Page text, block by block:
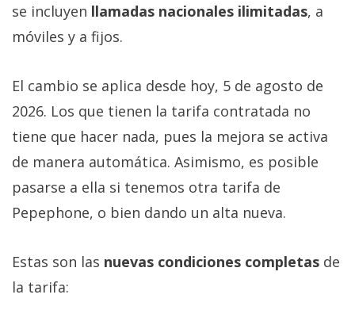
se incluyen llamadas nacionales ilimitadas, a
móviles y a fijos.
El cambio se aplica desde hoy, 5 de agosto de
2026. Los que tienen la tarifa contratada no
tiene que hacer nada, pues la mejora se activa
de manera automática. Asimismo, es posible
pasarse a ella si tenemos otra tarifa de
Pepephone, o bien dando un alta nueva.
Estas son las nuevas condiciones completas de
la tarifa: